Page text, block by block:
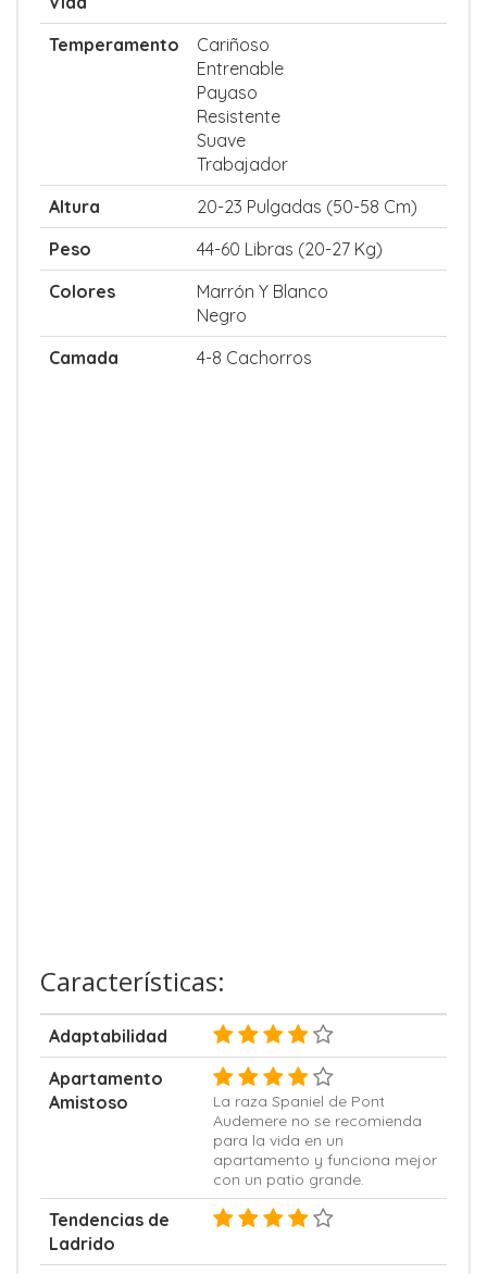
Temperamento
Cariñoso
Entrenable
Payaso
Resistente
Suave
Trabajador
Altura
20-23 Pulgadas (50-58 Cm)
Peso
44-60 Libras (20-27 Kg)
Colores
Marrón Y Blanco
Negro
Camada
4-8 Cachorros
Características:
Adaptabilidad
Apartamento
Amistoso
La raza Spaniel de Pont
Audemere no se recomienda
para la vida en un
apartamento y funciona mejor
con un patio grande.
Tendencias de
Ladrido